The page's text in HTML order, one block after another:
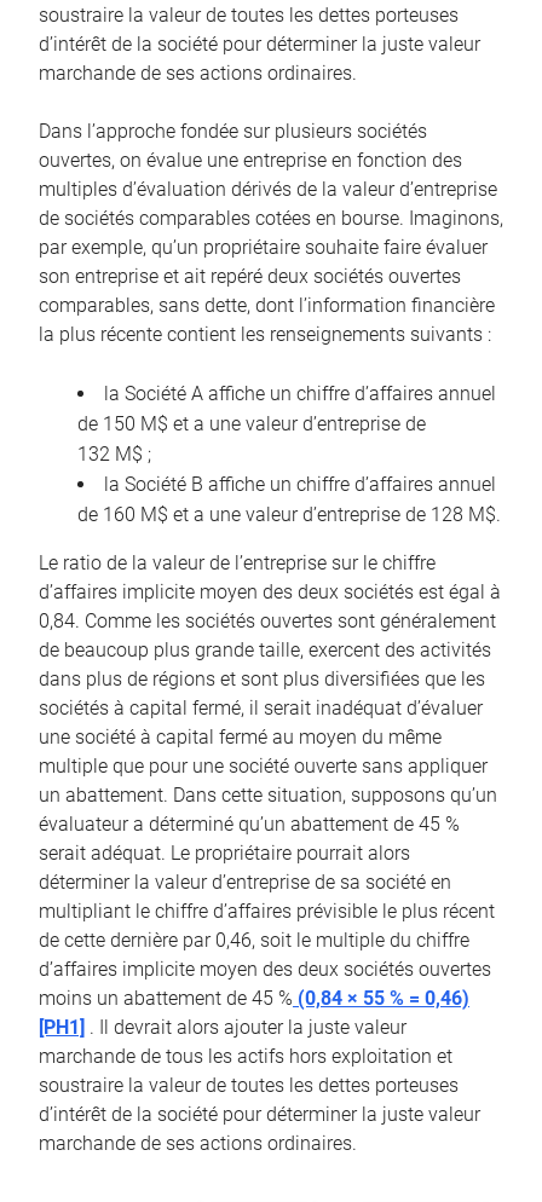
soustraire la valeur de toutes les dettes porteuses
d’intérêt de la société pour déterminer la juste valeur
marchande de ses actions ordinaires.
Dans l’approche fondée sur plusieurs sociétés
ouvertes, on évalue une entreprise en fonction des
multiples d’évaluation dérivés de la valeur d’entreprise
de sociétés comparables cotées en bourse. Imaginons,
par exemple, qu’un propriétaire souhaite faire évaluer
son entreprise et ait repéré deux sociétés ouvertes
comparables, sans dette, dont l’information financière
la plus récente contient les renseignements suivants :
la Société A affiche un chiffre d’affaires annuel
de 150 M$ et a une valeur d’entreprise de
132 M$ ;
la Société B affiche un chiffre d’affaires annuel
de 160 M$ et a une valeur d’entreprise de 128 M$.
Le ratio de la valeur de l’entreprise sur le chiffre
d’affaires implicite moyen des deux sociétés est égal à
0,84. Comme les sociétés ouvertes sont généralement
de beaucoup plus grande taille, exercent des activités
dans plus de régions et sont plus diversifiées que les
sociétés à capital fermé, il serait inadéquat d’évaluer
une société à capital fermé au moyen du même
multiple que pour une société ouverte sans appliquer
un abattement. Dans cette situation, supposons qu’un
évaluateur a déterminé qu’un abattement de 45 %
serait adéquat. Le propriétaire pourrait alors
déterminer la valeur d’entreprise de sa société en
multipliant le chiffre d’affaires prévisible le plus récent
de cette dernière par 0,46, soit le multiple du chiffre
d’affaires implicite moyen des deux sociétés ouvertes
moins un abattement de 45 % (0,84 × 55 % = 0,46)
[PH1] . Il devrait alors ajouter la juste valeur
marchande de tous les actifs hors exploitation et
soustraire la valeur de toutes les dettes porteuses
d’intérêt de la société pour déterminer la juste valeur
marchande de ses actions ordinaires.